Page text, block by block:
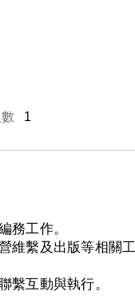
1
務工作。
繫及出版等相關工
繫互動與執行。